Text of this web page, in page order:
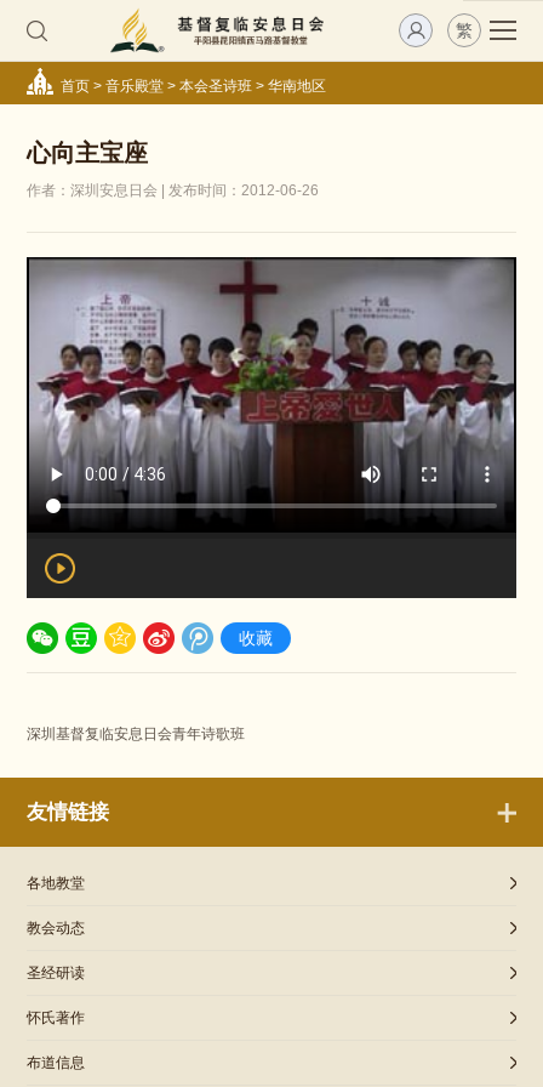
繁
首页> 音乐殿堂> 本会圣诗班> 华南地区
心向主宝座
作者：深圳安息日会 | 发布时间：2012-06-26
收藏
深圳基督复临安息日会青年诗歌班
友情链接
各地教堂
教会动态
圣经研读
怀氏著作
布道信息